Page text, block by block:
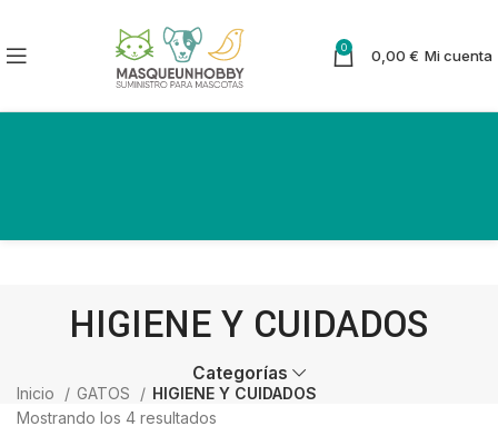
0 0,00 € Mi cuenta
HIGIENE Y CUIDADOS
Categorías
Inicio GATOS
HIGIENE Y CUIDADOS
Mostrando los 4 resultados